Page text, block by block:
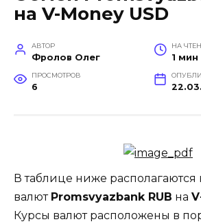
на V-Money USD
АВТОР
Фролов Олег
НА
1 мин
ПРОСМОТРОВ
6
В таблице ниже
валют Promsvyazbank RUB на
Курсы валют расположены в